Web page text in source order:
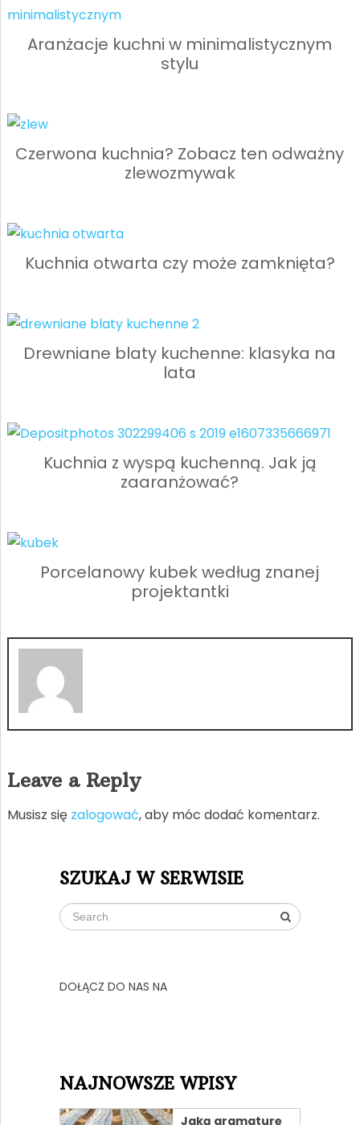
Aranżacje kuchni w minimalistycznym
stylu
Czerwona kuchnia? Zobacz ten odważny
zlewozmywak
Kuchnia otwarta czy może zamknięta?
Drewniane blaty kuchenne: klasyka na
lata
Kuchnia z wyspą kuchenną. Jak ją
zaaranżować?
Porcelanowy kubek według znanej
projektantki
Leave a Reply
Musisz się zalogować, aby móc dodać komentarz.
SZUKAJ W SERWISIE
DOŁĄCZ DO NAS NA
NAJNOWSZE WPISY
Jaką gramaturę